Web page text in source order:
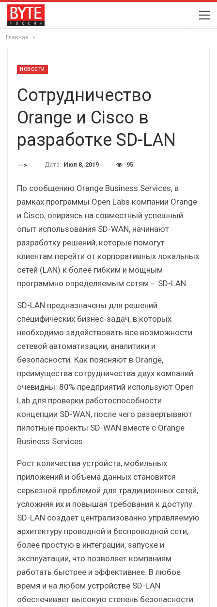
Главная
НОВОСТИ
Сотрудничество
Orange и Cisco в
разработке SD-LAN
--> Дата: Июл 8, 2019 95
По сообщению Orange Business Services, в
рамках программы Open Labs компании Orange
и Cisco, опираясь на совместный успешный
опыт использования SD-WAN, начинают
разработку решений, которые помогут
клиентам перейти от корпоративных локальных
сетей (LAN) к более гибким и мощным
программно определяемым сетям – SD-LAN.
SD-LAN предназначены для решений
специфических бизнес-задач, в которых
необходимо задействовать все возможности
сетевой автоматизации, аналитики и
безопасности. Как поясняют в Orange,
преимущества сотрудничества двух компаний
очевидны: 80% предприятий используют Open
Lab для проверки работоспособности
концепции SD-WAN, после чего развертывают
пилотные проекты SD-WAN вместе с Orange
Business Services.
Рост количества устройств, мобильных
приложений и объема данных становится
серьезной проблемой для традиционных сетей,
усложняя их и повышая требования к доступу.
SD-LAN создает централизованно управляемую
архитектуру проводной и беспроводной сети,
более простую в интеграции, запуске и
эксплуатации, что позволяет компаниям
работать быстрее и эффективнее. В любое
время и на любом устройстве SD-LAN
обеспечивает высокую степень безопасности.